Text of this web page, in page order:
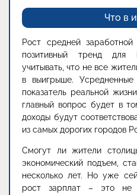
Что в
Рост средней
позитивный тренд
учитывать, что не все
в выигрыше.
показатель реальной
главный вопрос будет в
доходы будут
из самых дорогих городов
Смогут ли жители
экономический подъем,
несколько лет. Но уже
рост зарплат – это не